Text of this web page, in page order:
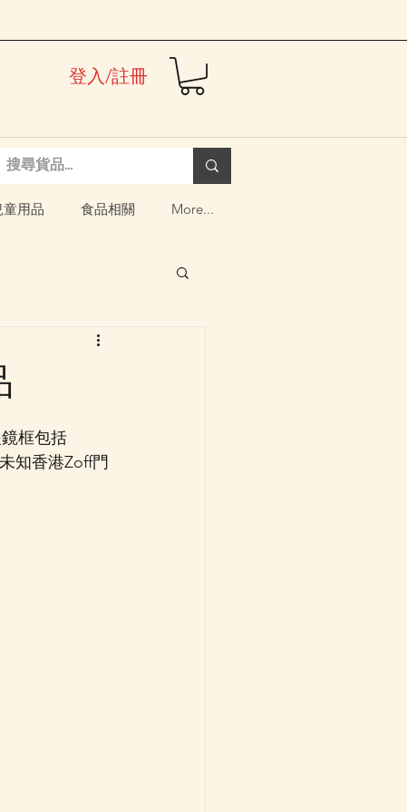
登入/註冊
童用品 食品相關 More...
框包括
知香港Zoff門